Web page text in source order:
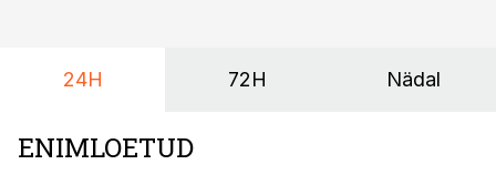
24H 72H Nädal
ENIMLOETUD